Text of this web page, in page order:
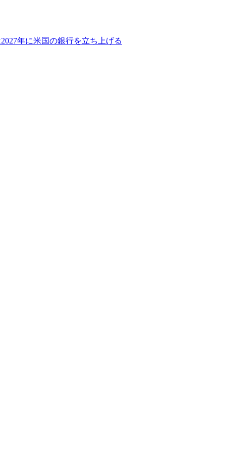
年に米国の銀行を立ち上げる